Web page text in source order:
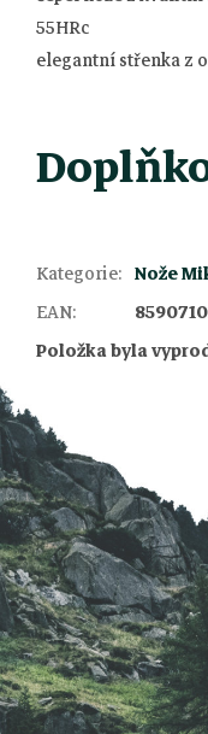
55HRc
elegantní střenka z
Kategorie: Nože
EAN:
Položka byla
á
p
a
t
í